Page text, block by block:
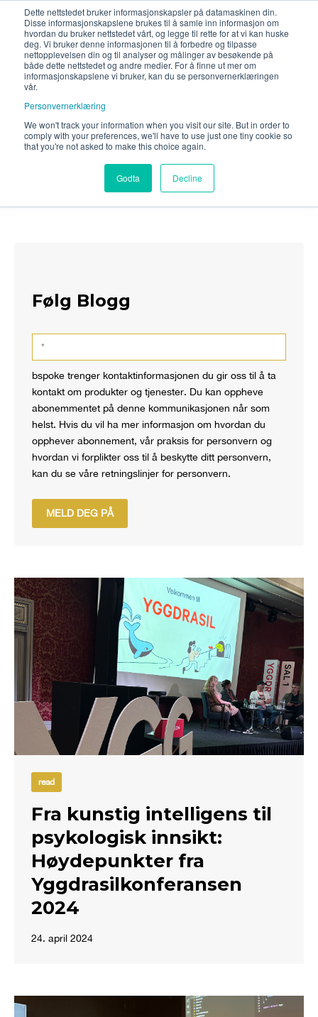
Dette nettstedet bruker informasjonskapsler på datamaskinen din.
Disse informasjonskapslene brukes til å samle inn informasjon om
hvordan du bruker nettstedet vårt, og legge til rette for at vi kan huske
deg. Vi bruker denne informasjonen til å forbedre og tilpasse
nettopplevelsen din og til analyser og målinger av besøkende på
både dette nettstedet og andre medier. For å finne ut mer om
informasjonskapslene vi bruker, kan du se personvernerklæringen
vår.
Personvernerklæring
We won't track your information when you visit our site. But in order to
comply with your preferences, we'll have to use just one tiny cookie so
that you're not asked to make this choice again.
Godta Decline
Aktuelt
Følg Blogg
bspoke trenger kontaktinformasjonen du gir oss til å ta
kontakt om produkter og tjenester. Du kan oppheve
abonemmentet på denne kommunikasjonen når som
helst. Hvis du vil ha mer informasjon om hvordan du
opphever abonnement, vår praksis for personvern og
hvordan vi forplikter oss til å beskytte ditt personvern,
kan du se våre retningslinjer for personvern.
read
Fra kunstig intelligens til
psykologisk innsikt:
Høydepunkter fra
Yggdrasilkonferansen
2024
24. april 2024